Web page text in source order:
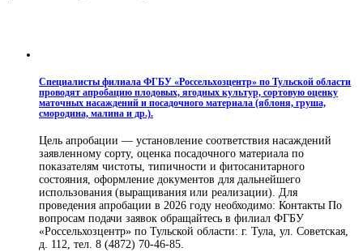
Специалисты филиала ФГБУ «Россельхозцентр» по Тульской области
проводят апробацию плодовых, ягодных культур, сортовую оценку
маточных насаждений и посадочного материала (яблоня, груша,
смородина, малина и др.).
Цель апробации — установление соответствия насаждений
заявленному сорту, оценка посадочного материала по
показателям чистоты, типичности и фитосанитарного
состояния, оформление документов для дальнейшего
использования (выращивания или реализации). Для
проведения апробации в 2026 году необходимо: Контакты По
вопросам подачи заявок обращайтесь в филиал ФГБУ
«Россельхозцентр» по Тульской области: г. Тула, ул. Советская,
д. 112, тел. 8 (4872) 70-46-85.